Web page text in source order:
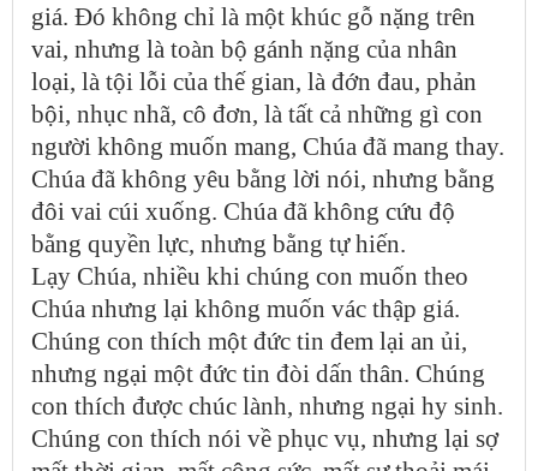
giá. Đó không chỉ là một khúc gỗ nặng trên
vai, nhưng là toàn bộ gánh nặng của nhân
loại, là tội lỗi của thế gian, là đớn đau, phản
bội, nhục nhã, cô đơn, là tất cả những gì con
người không muốn mang, Chúa đã mang thay.
Chúa đã không yêu bằng lời nói, nhưng bằng
đôi vai cúi xuống. Chúa đã không cứu độ
bằng quyền lực, nhưng bằng tự hiến.
Lạy Chúa, nhiều khi chúng con muốn theo
Chúa nhưng lại không muốn vác thập giá.
Chúng con thích một đức tin đem lại an ủi,
nhưng ngại một đức tin đòi dấn thân. Chúng
con thích được chúc lành, nhưng ngại hy sinh.
Chúng con thích nói về phục vụ, nhưng lại sợ